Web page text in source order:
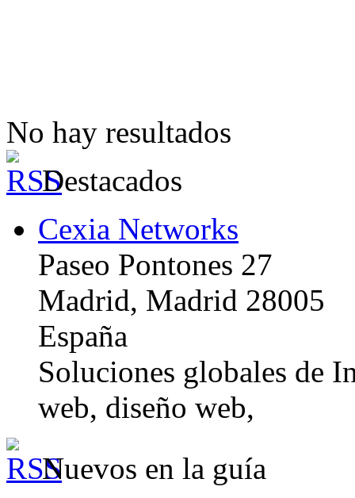
No hay resultados
Destacados
Cexia Networks
Paseo Pontones 27
Madrid, Madrid 28005
España
Soluciones globales de
web, diseño web,
Nuevos en la guía